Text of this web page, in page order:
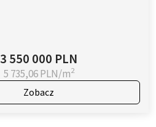
3 550 000 PLN
5 735,06 PLN/m2
Zobacz